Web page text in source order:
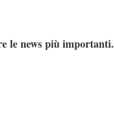
le news più importanti.